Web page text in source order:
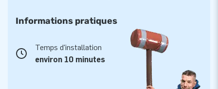
Informations pratiques
Temps d'installation
environ 10 minutes